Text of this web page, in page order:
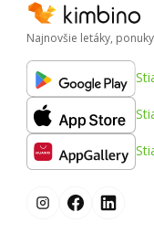
Najnovšie letáky,